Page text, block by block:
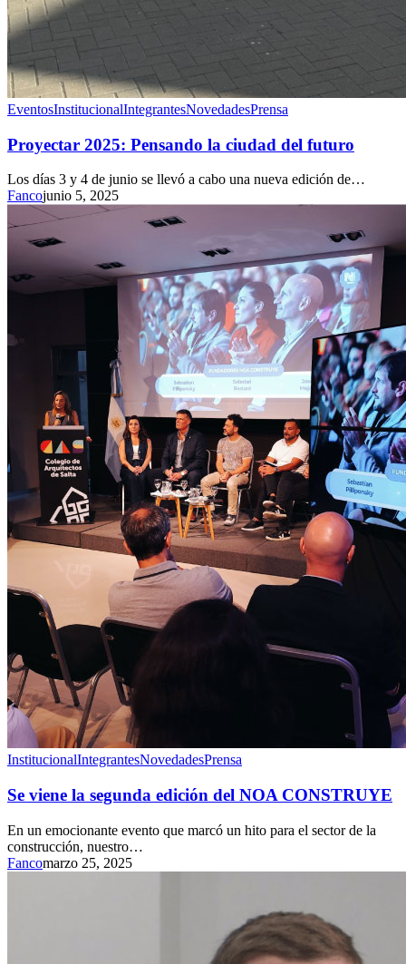
EventosInstitucionalIntegrantesNovedadesPrensa
Proyectar 2025: Pensando la ciudad del futuro
Los días 3 y 4 de junio se llevó a cabo una nueva edición de…
Fancojunio 5, 2025
InstitucionalIntegrantesNovedadesPrensa
Se viene la segunda edición del NOA CONSTRUYE
En un emocionante evento que marcó un hito para el sector de la
construcción, nuestro…
Fancomarzo 25, 2025